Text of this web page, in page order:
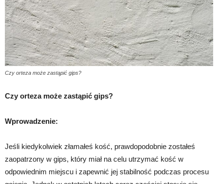
Czy orteza może zastąpić gips?
Czy orteza może zastąpić gips?
Wprowadzenie:
Jeśli kiedykolwiek złamałeś kość, prawdopodobnie zostałeś
zaopatrzony w gips, który miał na celu utrzymać kość w
odpowiednim miejscu i zapewnić jej stabilność podczas procesu